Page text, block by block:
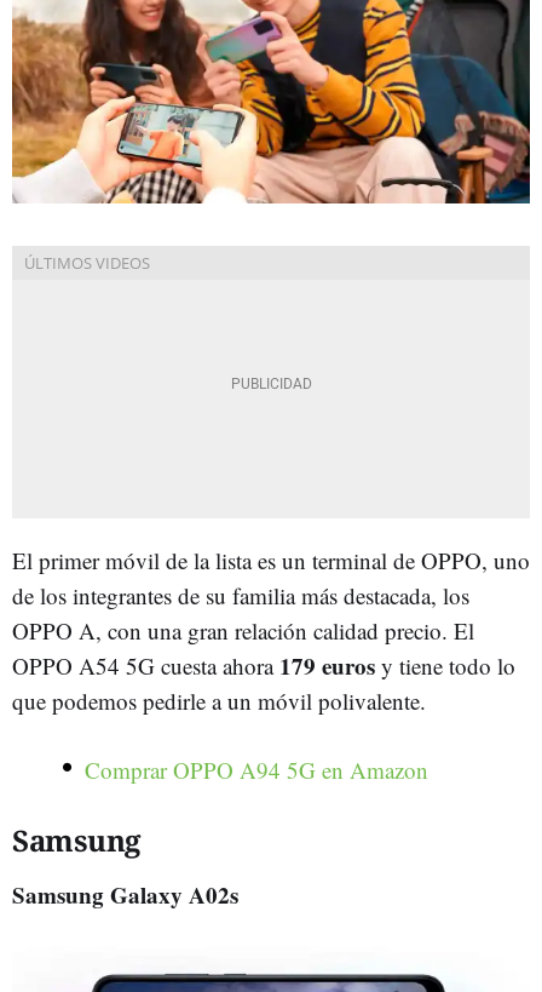
El primer móvil de la lista es un terminal de OPPO, uno
de los integrantes de su familia más destacada, los
OPPO A, con una gran relación calidad precio. El
OPPO A54 5G cuesta ahora179 euros y tiene todo lo
que podemos pedirle a un móvil polivalente.
Comprar OPPO A94 5G en Amazon
Samsung
Samsung Galaxy A02s